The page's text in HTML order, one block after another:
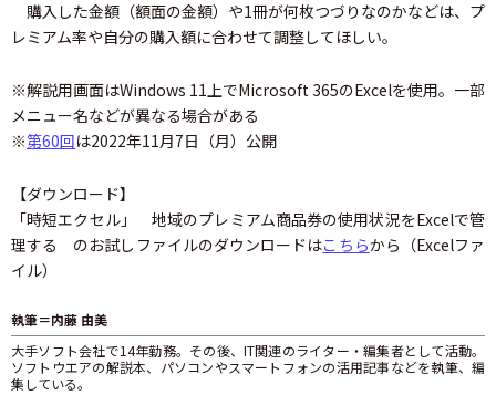
購入した金額（額面の金額）や1冊が何枚つづりなのかなどは、プ
レミアム率や自分の購入額に合わせて調整してほしい。
※解説用画面はWindows 11上でMicrosoft 365のExcelを使用。一部
メニュー名などが異なる場合がある
※第60回は2022年11月7日（月）公開
【ダウンロード】
「時短エクセル」 地域のプレミアム商品券の使用状況をExcelで管
理する のお試しファイルのダウンロードはこちらから（Excelファ
イル）
執筆＝内藤 由美
大手ソフト会社で14年勤務。その後、IT関連のライター・編集者として活動。
ソフトウエアの解説本、パソコンやスマートフォンの活用記事などを執筆、編
集している。